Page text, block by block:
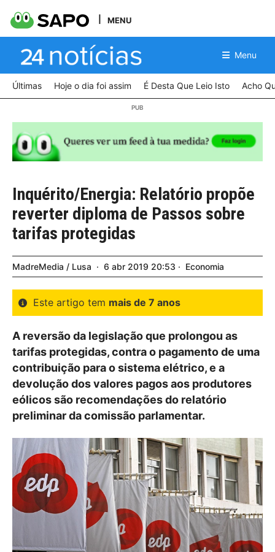
MENU
Menu
Últimas Hoje o dia foi assim É Desta Que Leio Isto Acho
Inquérito/Energia: Relatório propõe
reverter diploma de Passos sobre
tarifas protegidas
MadreMedia / Lusa 6 abr 2019 20:53 Economia
Este artigo tem mais de 7 anos
A reversão da legislação que prolongou as
tarifas protegidas, contra o pagamento de uma
contribuição para o sistema elétrico, e a
devolução dos valores pagos aos produtores
eólicos são recomendações do relatório
preliminar da comissão parlamentar.